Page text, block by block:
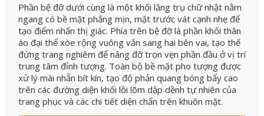
Phần bệ đỡ dưới cùng là một khối lăng trụ chữ nhật nằm
ngang có bề mặt phẳng mịn, mặt trước vát cạnh nhẹ để
tạo điểm nhấn thị giác. Phía trên bệ đỡ là phần khối thân
áo đại thể xòe rộng vuông vắn sang hai bên vai, tạo thế
đứng trang nghiêm để nâng đỡ trọn vẹn phần đầu ở vị trí
trung tâm đỉnh tượng. Toàn bộ bề mặt pho tượng được
xử lý mài nhẵn bít kín, tạo độ phản quang bóng bẩy cao
trên các đường diện khối lồi lõm dập dềnh tự nhiên của
trang phục và các chi tiết diện chẩn trên khuôn mặt.